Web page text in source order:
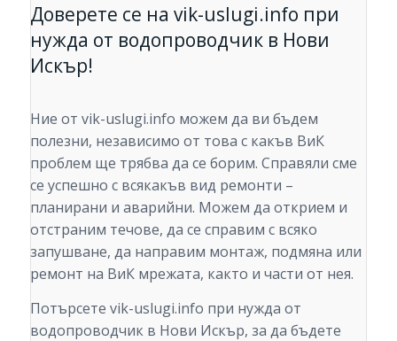
Доверете се на vik-uslugi.info при
нужда от водопроводчик в Нови
Искър!
Ние от vik-uslugi.info можем да ви бъдем
полезни, независимо от това с какъв ВиК
проблем ще трябва да се борим. Справяли сме
се успешно с всякакъв вид ремонти –
планирани и аварийни. Можем да открием и
отстраним течове, да се справим с всяко
запушване, да направим монтаж, подмяна или
ремонт на ВиК мрежата, както и части от нея.
Потърсете vik-uslugi.info при нужда от
водопроводчик в Нови Искър, за да бъдете